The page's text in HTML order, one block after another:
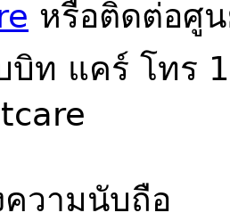
หรือติดต่อศูน
บิท แคร์ โทร
วามนับถือ